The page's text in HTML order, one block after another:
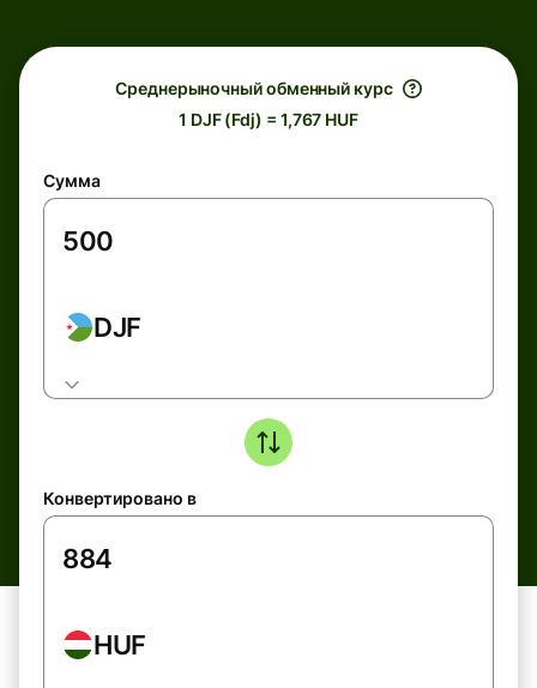
Среднерыночный обменный курс
1 DJF (Fdj) = 1,767 HUF
Сумма
DJF
Конвертировано в
HUF